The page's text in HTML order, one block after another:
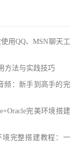
用QQ、MSN聊天工
方法与实践技巧
频：新手到高手的完
完美环境搭建
境完整搭建教程：一